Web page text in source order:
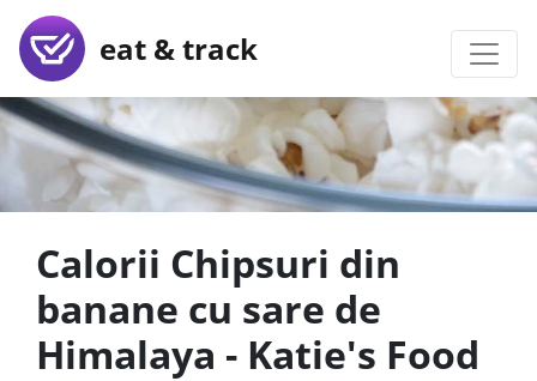
eat & track
Calorii Chipsuri din
banane cu sare de
Himalaya - Katie's Food